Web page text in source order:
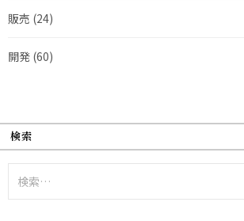
販売 (24)
開発 (60)
検索
索: